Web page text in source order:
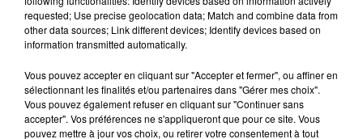
mais avec une intensité moindre, avec une
dizaine d’étoiles filantes par heure. A noter, pour
filantes des lyrides, il est conseillé de s’éloigner de
toute pollution lumineuse. Avec le confinement,
vous n’aurez pas tellement le choix. Toutefois,
requested; Use precise geolocation data; Match and combine data from
other data sources; Link different devices; Identify devices based on
information transmitted automatically.
Vous pouvez accepter en cliquant sur "Accepter et fermer", ou affiner en
sélectionnant les finalités et/ou partenaires dans "Gérer mes choix".
Vous pouvez également refuser en cliquant sur "Continuer sans
accepter". Vos préférences ne s'appliqueront que pour ce site. Vous
pouvez mettre à jour vos choix, ou retirer votre consentement à tout